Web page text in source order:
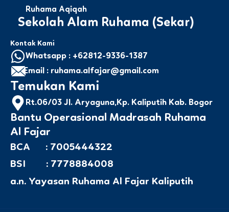
Ruhama Aqiqah
Sekolah Alam Ruhama (Sekar)
Kontak Kami
Whatsapp : +62812-9336-1387
Email : ruhama.alfajar@gmail.com
Temukan Kami
Rt.06/03 Jl. Aryaguna,Kp. Kaliputih Kab. Bogor
Bantu Operasional Madrasah Ruhama
Al Fajar
BCA : 7005444322
BSI : 7778884008
a.n. Yayasan Ruhama Al Fajar Kaliputih